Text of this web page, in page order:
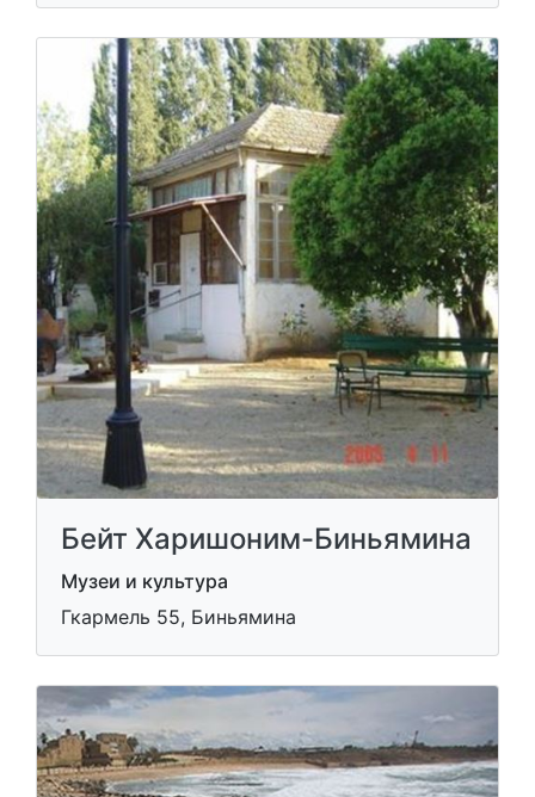
Бейт Харишоним-Биньямина
Музеи и культура
Гкармель 55, Биньямина